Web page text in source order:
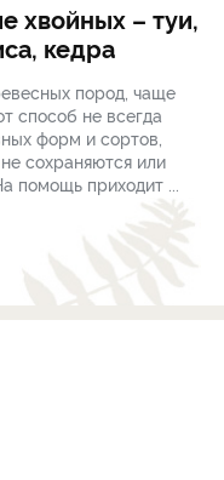
хвойных – туи,
кедра
пород, чаще
способ не всегда
форм и сортов,
сохраняются или
помощь приходит ...